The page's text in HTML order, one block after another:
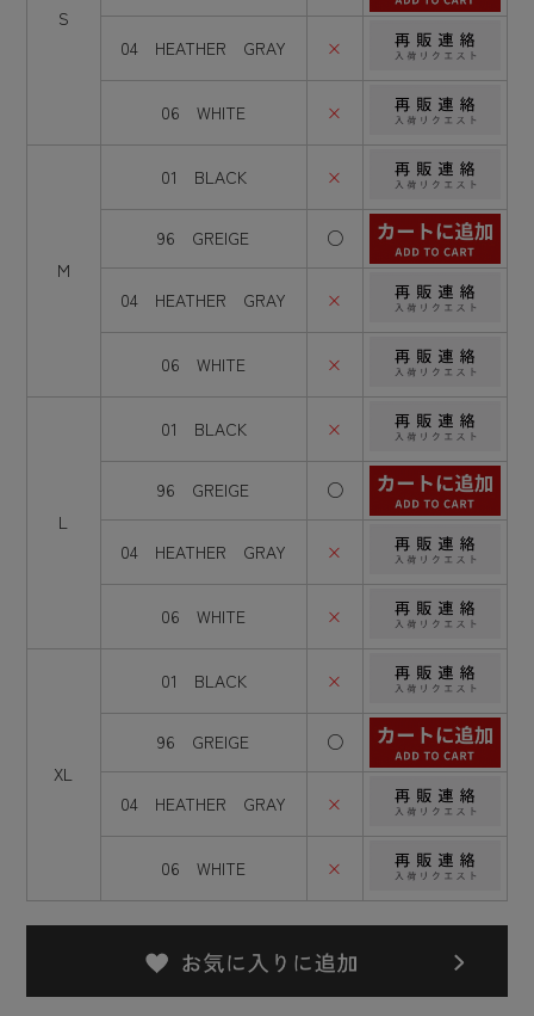
S
04 HEATHER GRAY ×
06 WHITE ×
M
01 BLACK ×
96 GREIGE ○
04 HEATHER GRAY ×
06 WHITE ×
L
01 BLACK ×
96 GREIGE ○
04 HEATHER GRAY ×
06 WHITE ×
XL
01 BLACK ×
96 GREIGE ○
04 HEATHER GRAY ×
06 WHITE ×